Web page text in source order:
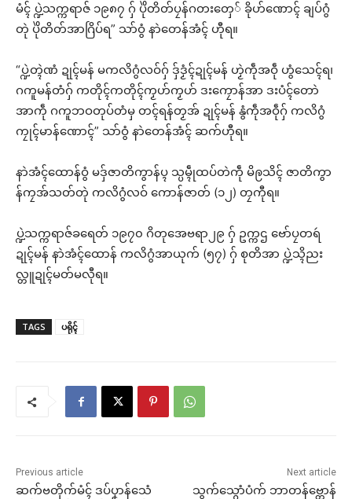
မံၚ် ပ္ဍဲသက္ကရာဇ် ၁၉၈၇ ဂှ် ပိုဲတိတ်ပၠန်ဂတးတှေ် ခိုဟ်ဏောၚ် ချပ်ဂွံ
တုဲ ပိုဲတိတ်အာဂြိပ်ရ” သာ်ဝွံ နာဲတေန်အံၚ် ဟီုရ။
“ပ္ဍဲတ္ၚဲဏံ ဍုၚ်မန် မကလိဂွံလဝ်ဂှ် ဒှ်ဒၟံၚ်ဍုၚ်မန် ဟၟဲကဵုအဝဵု ဟွံသေၚ်ရ၊
ဂကူမန်တံဂှ် ကတိုၚ်ကတိုၚ်ကၟဟ်ကၟဟ် ဒးကၠောန်အာ ဒးပံၚ်တောဲ
အာကဵု ဂကူဘဝတုပ်တံမှ တၚ်ရန်တၟအ် ဍုၚ်မန် နွံကဵုအဝဵုဂှ် ကလိဂွံ
ကၠုၚ်မာန်ဏောၚ်” သာ်ဝွံ နာဲတေန်အံၚ် ဆက်ဟီုရ။
နာဲအံၚ်ထောန်ဝွံ မဒှ်ဇာတိကွာန်ပ္ၚ သ္ပမ္ၚဵုထပ်တဲကဵု မိဨသိၚ် ဇာတိကွာ
န်ကၠအ်သတ်တုဲ ကလိဂွံလဝ် ကောန်ဇာတ် (၁၂) တၠကီုရ။
ပ္ဍဲသက္ကရာဇ်ခရေတ် ၁၉၇၀ ဂိတုအေဗရာ၂၉ ဂှ် ဥက္ကဌ ဗော်ပၠတရဴ
ဍုၚ်မန် နာဲအံၚ်ထောန် ကလိဂွံအာယုက် (၅၇) ဂှ် စုတိအာ ပ္ဍဲသ္ၚိညး
လ္တူဍုၚ်မတ်မလီုရ။
TAGS ပရိုၚ်
Previous article
ဆက်ဗတိုက်မံၚ် ဒပ်ပၞာန်သေံ
Next article
သွက်သ္ဂောံပံက် ဘာတန်ဗ္တောန်